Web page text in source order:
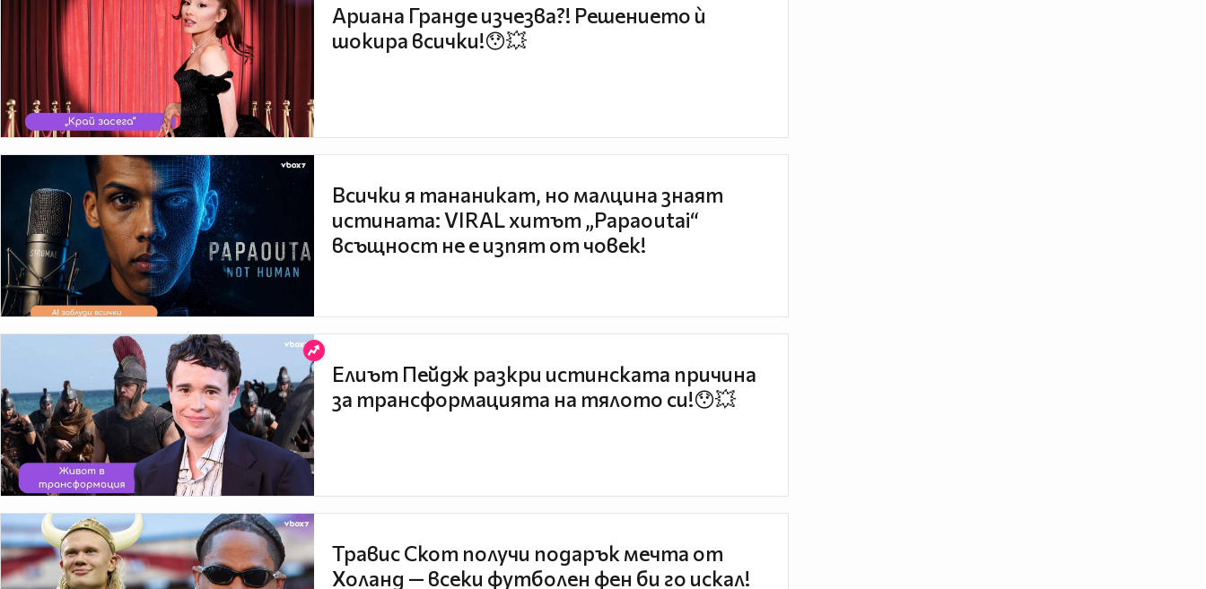
Ариана Гранде изчезва?! Решението ѝ
шокира всички!😯💥
Всички я тананикат, но малцина знаят
истината: VIRAL хитът „Papaoutai“
всъщност не е изпят от човек!
Елиът Пейдж разкри истинската причина
за трансформацията на тялото си!😯💥
Травис Скот получи подарък мечта от
Холанд — всеки футболен фен би го искал!